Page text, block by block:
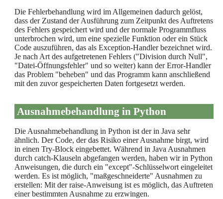
Die Fehlerbehandlung wird im Allgemeinen dadurch gelöst,
dass der Zustand der Ausführung zum Zeitpunkt des Auftretens
des Fehlers gespeichert wird und der normale Programmfluss
unterbrochen wird, um eine spezielle Funktion oder ein Stück
Code auszuführen, das als Exception-Handler bezeichnet wird.
Je nach Art des aufgetretenen Fehlers ("Division durch Null",
"Datei-Öffnungsfehler" und so weiter) kann der Error-Handler
das Problem "beheben" und das Programm kann anschließend
mit den zuvor gespeicherten Daten fortgesetzt werden.
Ausnahmebehandlung in Python
Die Ausnahmebehandlung in Python ist der in Java sehr
ähnlich. Der Code, der das Risiko einer Ausnahme birgt, wird
in einen Try-Block eingebettet. Während in Java Ausnahmen
durch catch-Klauseln abgefangen werden, haben wir in Python
Anweisungen, die durch ein "except"-Schlüsselwort eingeleitet
werden. Es ist möglich, "maßgeschneiderte" Ausnahmen zu
erstellen: Mit der raise-Anweisung ist es möglich, das Auftreten
einer bestimmten Ausnahme zu erzwingen.